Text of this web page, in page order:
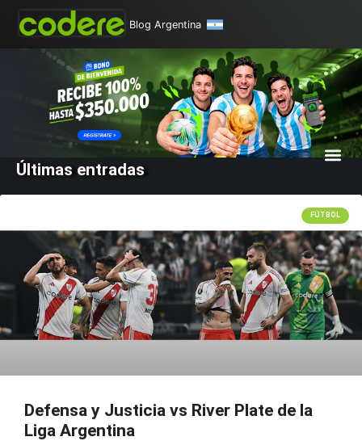
Blog Argentina
Últimas entradas
FÚTBOL
Defensa y Justicia vs River Plate de la
Liga Argentina